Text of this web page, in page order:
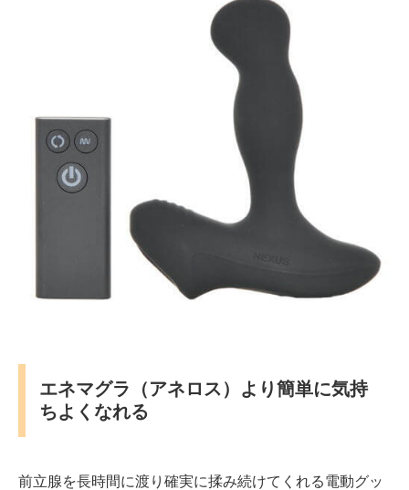
エネマグラ（アネロス）より簡単に気持
ちよくなれる
前立腺を長時間に渡り確実に揉み続けてくれる電動グッ